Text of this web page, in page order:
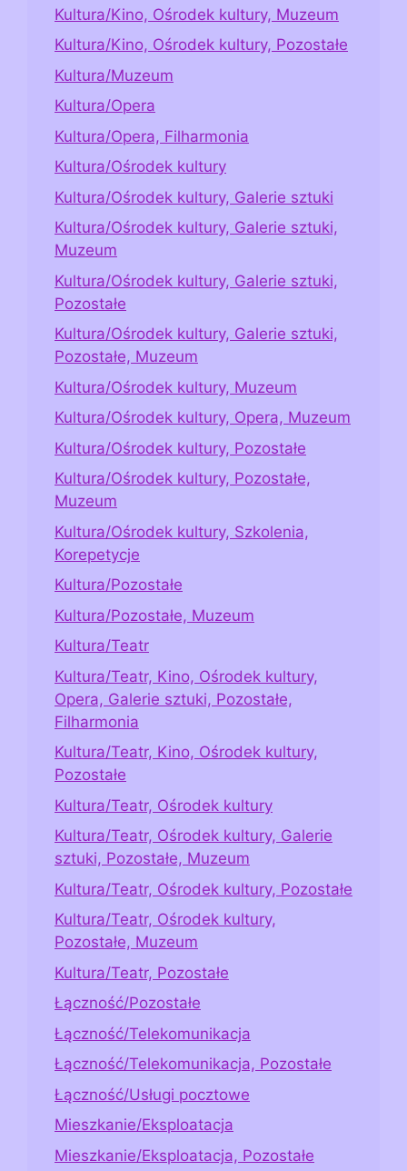
Kultura/Kino, Ośrodek kultury, Muzeum
Kultura/Kino, Ośrodek kultury, Pozostałe
Kultura/Muzeum
Kultura/Opera
Kultura/Opera, Filharmonia
Kultura/Ośrodek kultury
Kultura/Ośrodek kultury, Galerie sztuki
Kultura/Ośrodek kultury, Galerie sztuki,
Muzeum
Kultura/Ośrodek kultury, Galerie sztuki,
Pozostałe
Kultura/Ośrodek kultury, Galerie sztuki,
Pozostałe, Muzeum
Kultura/Ośrodek kultury, Muzeum
Kultura/Ośrodek kultury, Opera, Muzeum
Kultura/Ośrodek kultury, Pozostałe
Kultura/Ośrodek kultury, Pozostałe,
Muzeum
Kultura/Ośrodek kultury, Szkolenia,
Korepetycje
Kultura/Pozostałe
Kultura/Pozostałe, Muzeum
Kultura/Teatr
Kultura/Teatr, Kino, Ośrodek kultury,
Opera, Galerie sztuki, Pozostałe,
Filharmonia
Kultura/Teatr, Kino, Ośrodek kultury,
Pozostałe
Kultura/Teatr, Ośrodek kultury
Kultura/Teatr, Ośrodek kultury, Galerie
sztuki, Pozostałe, Muzeum
Kultura/Teatr, Ośrodek kultury, Pozostałe
Kultura/Teatr, Ośrodek kultury,
Pozostałe, Muzeum
Kultura/Teatr, Pozostałe
Łączność/Pozostałe
Łączność/Telekomunikacja
Łączność/Telekomunikacja, Pozostałe
Łączność/Usługi pocztowe
Mieszkanie/Eksploatacja
Mieszkanie/Eksploatacja, Pozostałe